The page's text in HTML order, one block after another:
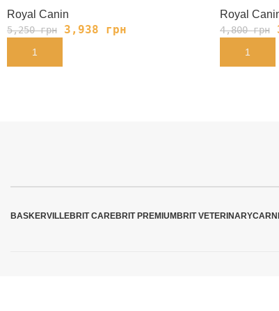
Royal Canin
5,250грн 3,938 грн
В КОРЗИНУ
Royal
4,800грн
В КОРЗИНУ
BASKERVILLEBRIT CAREBRIT PREMIUMBRIT VETERINARY